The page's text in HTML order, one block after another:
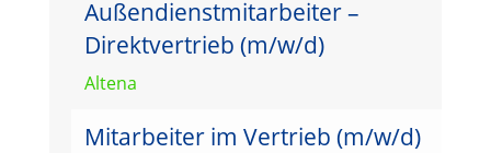
Außendienstmitarbeiter –
Direktvertrieb (m/w/d)
Altena
Mitarbeiter im Vertrieb (m/w/d)